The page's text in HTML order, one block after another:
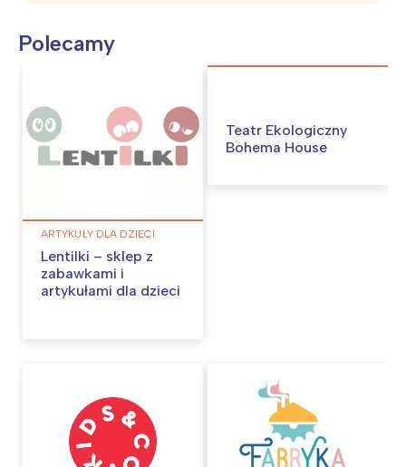
Polecamy
ARTYKUŁY DLA DZIECI
Lentilki – sklep z
zabawkami i
artykułami dla dzieci
Teatr Ekologiczny
Bohema House
Interesują mnie wydarzenia z